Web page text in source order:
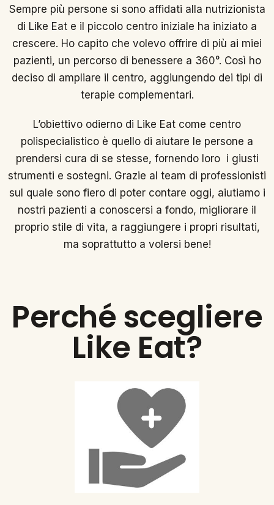
Sempre più persone si sono affidati alla nutrizionista
di Like Eat e il piccolo centro iniziale ha iniziato a
crescere. Ho capito che volevo offrire di più ai miei
pazienti, un percorso di benessere a 360°. Così ho
deciso di ampliare il centro, aggiungendo dei tipi di
terapie complementari.
L’obiettivo odierno di Like Eat come centro
polispecialistico è quello di aiutare le persone a
prendersi cura di se stesse, fornendo loro i giusti
strumenti e sostegni. Grazie al team di professionisti
sul quale sono fiero di poter contare oggi, aiutiamo i
nostri pazienti a conoscersi a fondo, migliorare il
proprio stile di vita, a raggiungere i propri risultati,
ma soprattutto a volersi bene!
Perché scegliere
Like Eat?